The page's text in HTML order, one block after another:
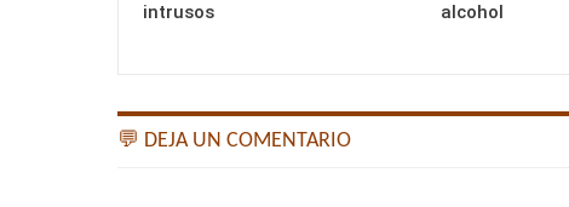
intrusos
alcohol
💬 DEJA UN COMENTARIO